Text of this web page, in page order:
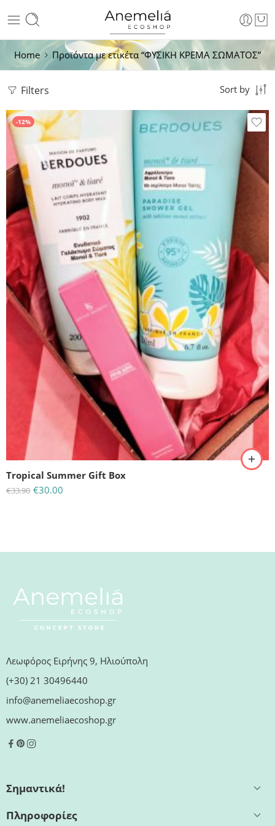
Home Προϊόντα με ετικέτα “ΦΥΣΙΚΗ ΚΡΕΜΑ ΣΩΜΑΤΟΣ”
Filters Sort by
-12%
Tropical Summer Gift Box
€33.90 €30.00
Λεωφόρος Ειρήνης 9, Ηλιούπολη
(+30) 21 30496440
info@anemeliaecoshop.gr
www.anemeliaecoshop.gr
Σημαντικά!
Πληροφορίες